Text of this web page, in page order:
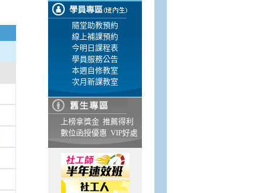
隨堂助教預約
線上補課預約
今明日課程表
學員服務公告
本週自修教室
次月新課教室
上榜拿獎金 推薦得利
數位函授優惠 VIP好處